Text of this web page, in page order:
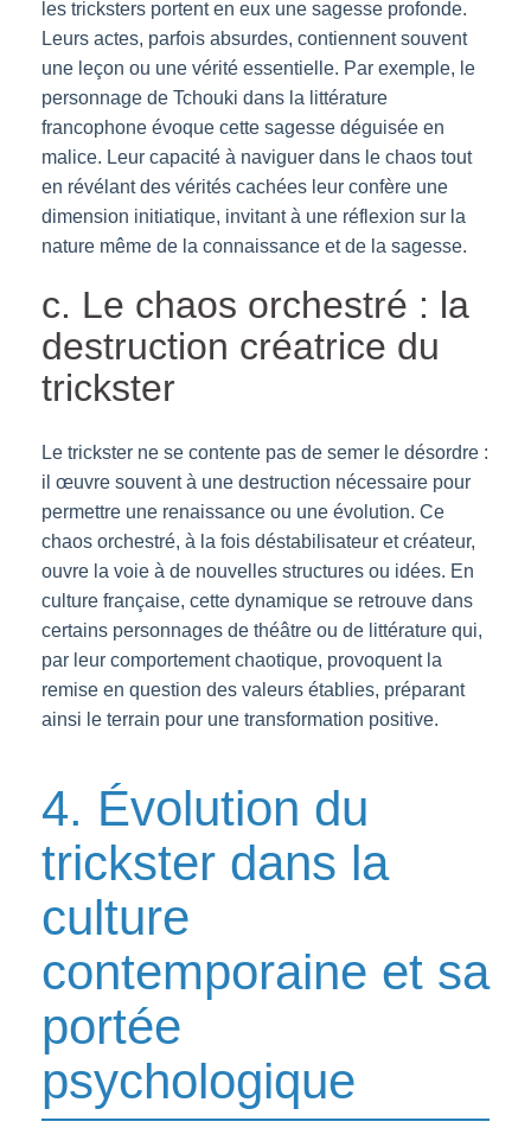
les tricksters portent en eux une sagesse profonde.
Leurs actes, parfois absurdes, contiennent souvent
une leçon ou une vérité essentielle. Par exemple, le
personnage de Tchouki dans la littérature
francophone évoque cette sagesse déguisée en
malice. Leur capacité à naviguer dans le chaos tout
en révélant des vérités cachées leur confère une
dimension initiatique, invitant à une réflexion sur la
nature même de la connaissance et de la sagesse.
c. Le chaos orchestré : la
destruction créatrice du
trickster
Le trickster ne se contente pas de semer le désordre :
il œuvre souvent à une destruction nécessaire pour
permettre une renaissance ou une évolution. Ce
chaos orchestré, à la fois déstabilisateur et créateur,
ouvre la voie à de nouvelles structures ou idées. En
culture française, cette dynamique se retrouve dans
certains personnages de théâtre ou de littérature qui,
par leur comportement chaotique, provoquent la
remise en question des valeurs établies, préparant
ainsi le terrain pour une transformation positive.
4. Évolution du
trickster dans la
culture
contemporaine et sa
portée
psychologique